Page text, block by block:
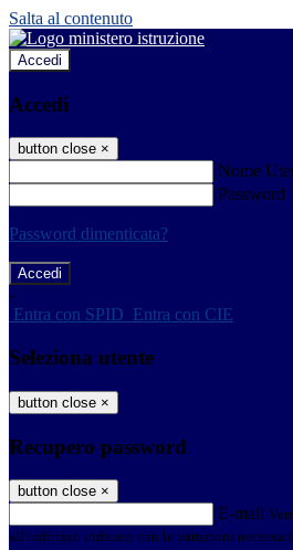
Salta al contenuto
Accedi
Accedi
button close ×
Nome
Password
Password dimenticata?
-
Entra con SPID Entra con CIE
Seleziona utente
button close ×
Recupero password
button close ×
E-mail
all'indirizzo indicato con le istruzioni